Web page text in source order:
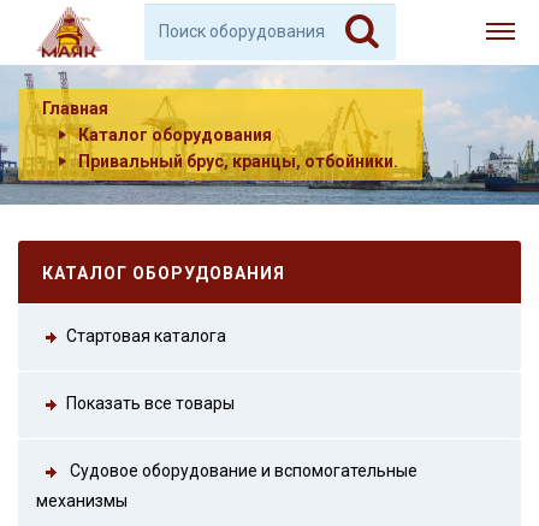
Главная
Каталог оборудования
Привальный брус, кранцы, отбойники.
КАТАЛОГ ОБОРУДОВАНИЯ
Стартовая каталога
Показать все товары
Судовое оборудование и вспомогательные
механизмы